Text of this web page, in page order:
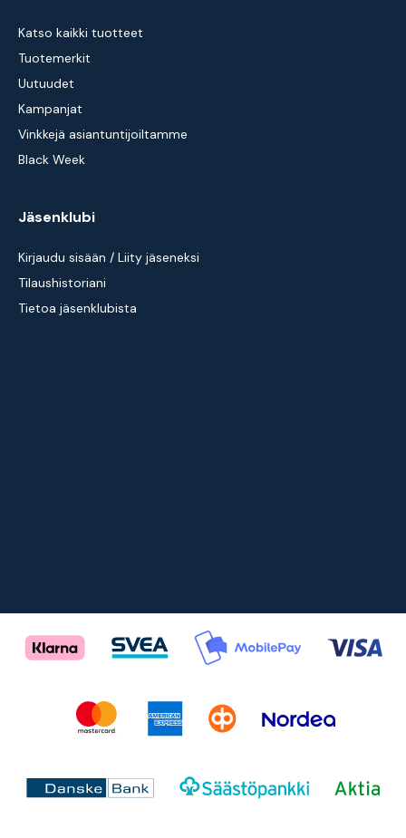
Katso kaikki tuotteet
Tuotemerkit
Uutuudet
Kampanjat
Vinkkejä asiantuntijoiltamme
Black Week
Jäsenklubi
Kirjaudu sisään / Liity jäseneksi
Tilaushistoriani
Tietoa jäsenklubista